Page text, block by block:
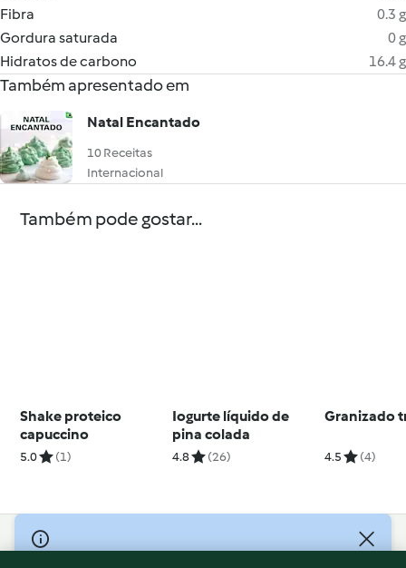
Fibra
0.3 g
Gordura saturada
0 g
Hidratos de carbono
16.4 g
Também apresentado em
Natal Encantado
10 Receitas
Internacional
Também pode gostar...
Shake proteico
capuccino
5.0 (1)
Iogurte líquido de
pina colada
4.8 (26)
Granizado
4.5 (4)
© Copyright 2026